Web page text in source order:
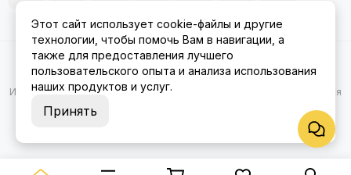
2026 © Казаны, мангалы, тандыры | Ploff Shop Комсомольск-на-
Амуре.Карта сайта
Информация на сайте носит ознакомительный характер и не является
Этот сайт использует cookie-файлы и другие
технологии, чтобы помочь Вам в навигации, а
также для предоставления лучшего
пользовательского опыта и анализа использования
наших продуктов и услуг.
Принять